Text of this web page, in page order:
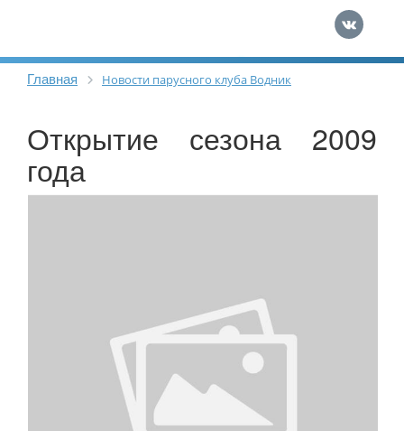
Главная Новости парусного клуба Водник
Открытие сезона 2009
года